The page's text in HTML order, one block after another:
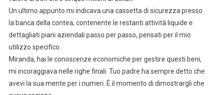
Un ultimo appunto mi indicava una cassetta di sicurezza presso
la banca della contea, contenente le restanti attività liquide e
dettagliati piani aziendali passo per passo, pensati per il mio
utilizzo specifico.
Miranda, hai le conoscenze economiche per gestire questi beni,
mi incoraggiava nelle righe finali. Tuo padre ha sempre detto che
avevi la sua mente per i numeri. È il momento di dimostrargli che